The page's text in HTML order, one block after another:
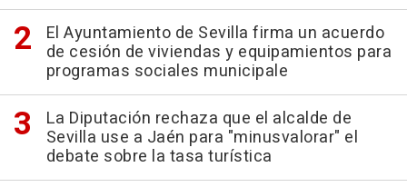
El Ayuntamiento de Sevilla firma un acuerdo
de cesión de viviendas y equipamientos para
programas sociales municipale
La Diputación rechaza que el alcalde de
Sevilla use a Jaén para "minusvalorar" el
debate sobre la tasa turística